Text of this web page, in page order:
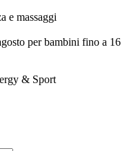
e massaggi
per bambini fino a 16
& Sport